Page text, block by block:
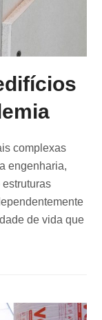
complexas
engenharia,
de vida que